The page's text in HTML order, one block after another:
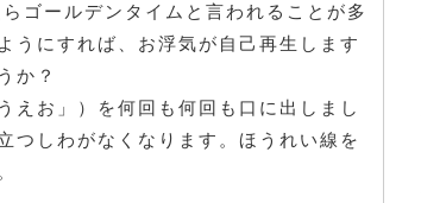
ゴールデンタイムと言われることが多
うにすれば、お浮気が自己再生します
か？
えお」）を何回も何回も口に出しまし
つしわがなくなります。ほうれい線を